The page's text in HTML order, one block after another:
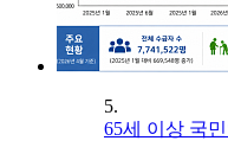
5.
65세 이상 국